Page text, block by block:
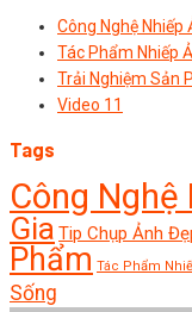
Công Nghệ Nhiếp
Tác Phẩm Nhiếp
Trải Nghiệm Sản
Video 11
Tags
Công Nghệ
Gia Tip Chụp Ảnh
Phẩm Tác Phẩm
Sống